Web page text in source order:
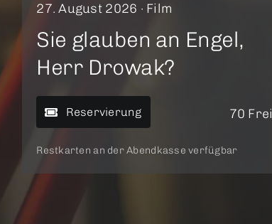
27. August 2026 · Film
Sie glauben an Engel,
Herr Drowak?
Reservierung 70 Frei
Restkarten an der Abendkasse verfügbar